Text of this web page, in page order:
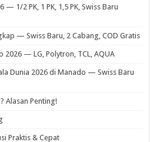
1/2 PK, 1 PK, 1,5 PK, Swiss Baru
— Swiss Baru, 2 Cabang, COD Gratis
2026 — LG, Polytron, TCL, AQUA
Dunia 2026 di Manado — Swiss Baru
Alasan Penting!
Praktis & Cepat